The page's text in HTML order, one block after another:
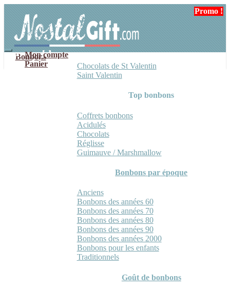
navigation
contenu
Mon compte
Panier
Bonbons
Chocolats de St Valentin
Saint Valentin
Top bonbons
Coffrets bonbons
Acidulés
Chocolats
Réglisse
Guimauve / Marshmallow
Bonbons par époque
Anciens
Bonbons des années 60
Bonbons des années 70
Bonbons des années 80
Bonbons des années 90
Bonbons des années 2000
Bonbons pour les enfants
Traditionnels
Goût de bonbons
Promo !